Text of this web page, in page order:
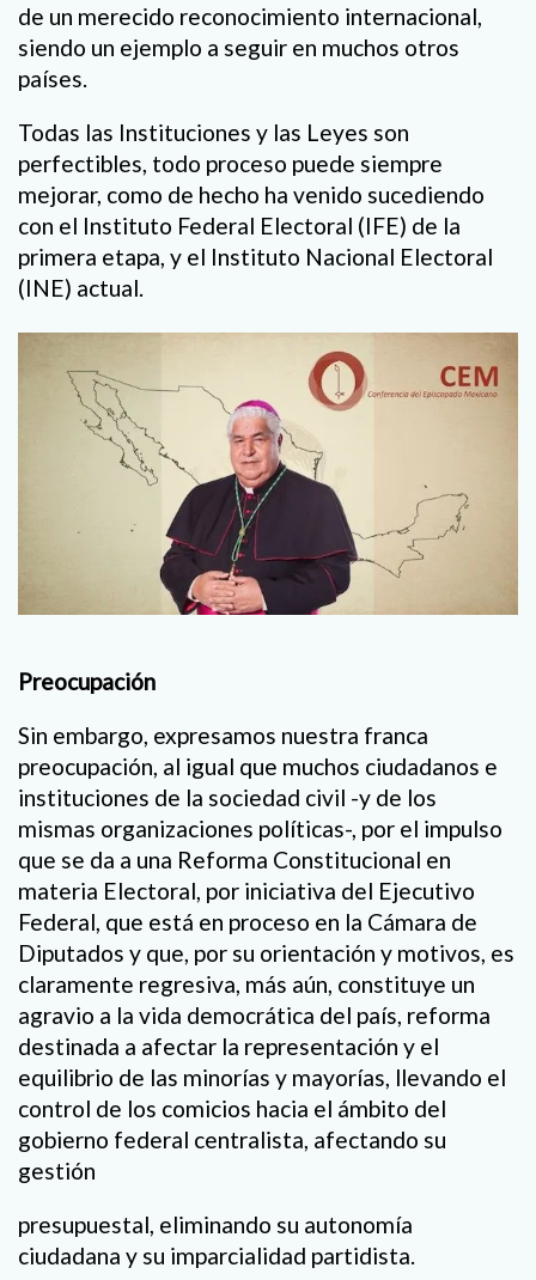
de un merecido reconocimiento internacional,
siendo un ejemplo a seguir en muchos otros
países.
Todas las Instituciones y las Leyes son
perfectibles, todo proceso puede siempre
mejorar, como de hecho ha venido sucediendo
con el Instituto Federal Electoral (IFE) de la
primera etapa, y el Instituto Nacional Electoral
(INE) actual.
Preocupación
Sin embargo, expresamos nuestra franca
preocupación, al igual que muchos ciudadanos e
instituciones de la sociedad civil -y de los
mismas organizaciones políticas-, por el impulso
que se da a una Reforma Constitucional en
materia Electoral, por iniciativa del Ejecutivo
Federal, que está en proceso en la Cámara de
Diputados y que, por su orientación y motivos, es
claramente regresiva, más aún, constituye un
agravio a la vida democrática del país, reforma
destinada a afectar la representación y el
equilibrio de las minorías y mayorías, llevando el
control de los comicios hacia el ámbito del
gobierno federal centralista, afectando su
gestión
presupuestal, eliminando su autonomía
ciudadana y su imparcialidad partidista.